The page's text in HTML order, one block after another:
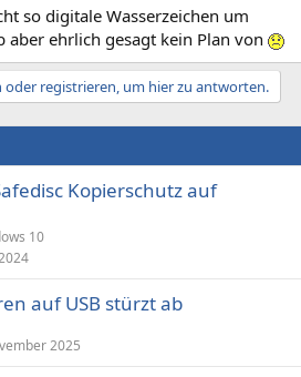
so digitale Wasserzeichen um
aber ehrlich gesagt kein Plan von
oder registrieren, um hier zu antworten.
Kopierschutz auf
10
auf USB stürzt ab
2025